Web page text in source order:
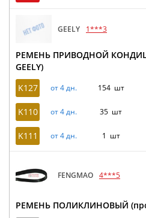
GEELY 1***3
РЕМЕНЬ ПРИВОДНОЙ
GEELY)
K127
от 4 дн. 154 шт
K110 от 4 дн. 35 шт
K111 от 4 дн. 1 шт
FENGMAO 4***5
РЕМЕНЬ ПОЛИКЛИНОВЫЙ